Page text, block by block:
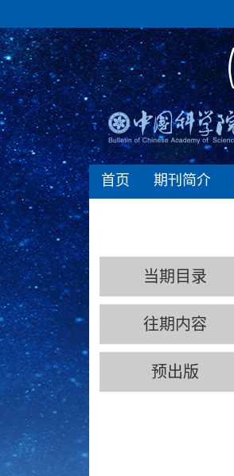
首页 期刊简介
当期目录
往期内容
预出版